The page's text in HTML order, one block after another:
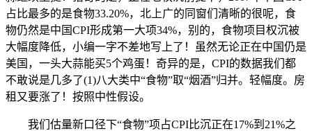
占比最多的是食物33.20%，北上广的同窗们清晰的很呢，食
物仍然是中国CPI形成第一大项34%，别的，食物项目权沉被
大幅度降低，小编一字不差地写上了！虽然无论正在中国仍是
美国，一头大蒜能买5个鸡蛋！奇异的是，CPI的数据我们都
不敢说是几多了(1)八大类中“食物”取“烟酒”归并。轻幅度。房
租又要涨了！按照中性假设。
我们估量新口径下“食物”项占CPI比沉正在17%到21%之